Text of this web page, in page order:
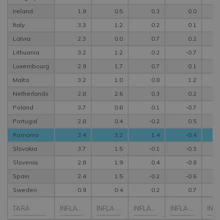
Ireland
1.9 0.5 0.3
0.0
Italy
3.3 1.2 0.2
0.1
Latvia
2.3 0.0 0.7
0.2
Lithuania
3.2 1.2 0.2
-0.7
Luxembourg
2.9 1.7 0.7
0.1
Malta
3.2 1.0 0.8
1.2
Netherlands
2.8 2.6 0.3
0.2
Poland
3.7 0.8 0.1
-0.7
Portugal
2.8 0.4 -0.2
0.5
Romania
3.4 3.2 1.4
-0.4
Slovakia
3.7 1.5 -0.1
-0.3
Slovenia
2.8 1.9 0.4
-0.8
Spain
2.4 1.5 -0.2
-0.6
Sweden
0.9 0.4 0.2 0.7